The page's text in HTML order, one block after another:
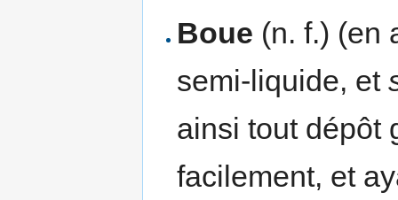
Boue (n. f.) (en
semi-liquide, et
ainsi tout dépôt
facilement, et